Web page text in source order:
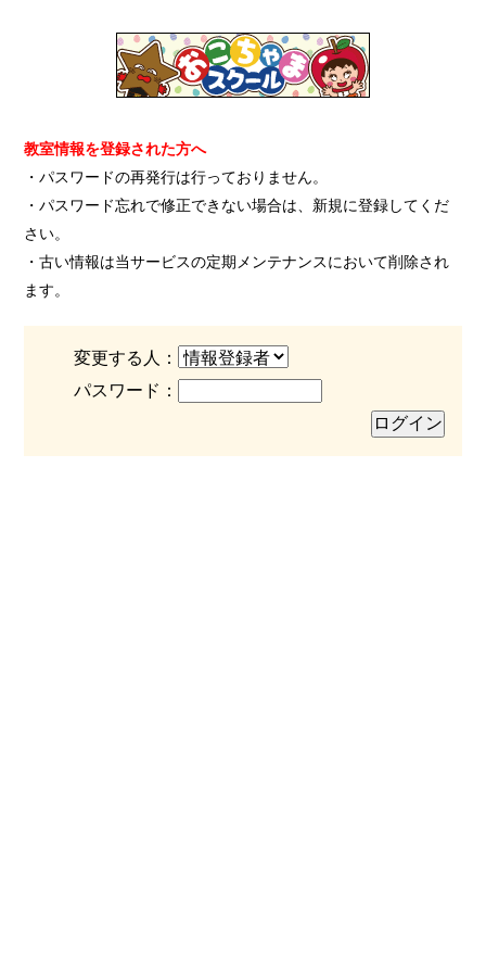
教室情報を登録された方へ
・パスワードの再発行は行っておりません。
・パスワード忘れで修正できない場合は、新規に登録してくだ
さい。
・古い情報は当サービスの定期メンテナンスにおいて削除され
ます。
変更する人：
パスワード：